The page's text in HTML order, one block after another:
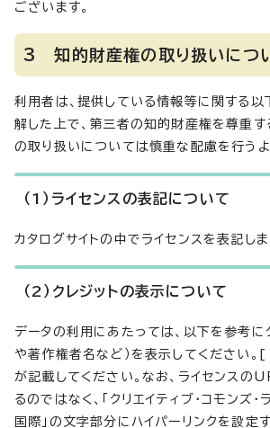
ございます。
3 知的財産権の取り扱いにつ
利用者は、提供している情報等に関する
解した上で、第三者の知的財産権を尊重す
の取り扱いについては慎重な配慮を行うよ
（1）ライセンスの表記について
カタログサイトの中でライセンスを表記しま
（2）クレジットの表示について
データの利用にあたっては、以下を参考に
や著作権者名など）を表示してください
が記載してください。なお、ライセンスの
るのではなく、「クリエイティブ・コモンズ
国際」の文字部分にハイパーリンクを設定